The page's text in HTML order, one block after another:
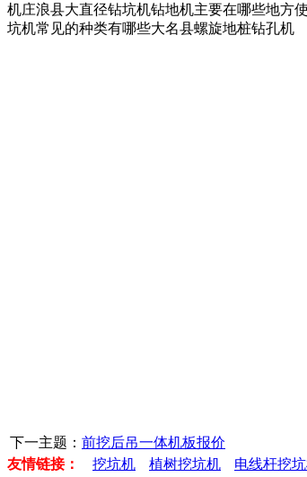
机庄浪县大直径钻坑机钻地机主要在哪些地方
坑机常见的种类有哪些大名县螺旋地桩钻孔机
下一主题： 前挖后吊一体机板报价
友情链接：
挖坑机 植树挖坑机 电线杆挖